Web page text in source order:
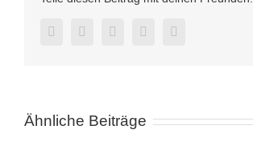
FacebookTwitter LinkedInPinterest
Ähnliche Beiträge